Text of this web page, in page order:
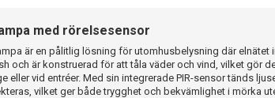
med rörelsesensor
är en pålitlig lösning för utomhusbelysning där elnätet
och är konstruerad för att tåla väder och vind, vilket gör
eller vid entréer. Med sin integrerade PIR-sensor tänds
vilket ger både trygghet och bekvämlighet i mörka